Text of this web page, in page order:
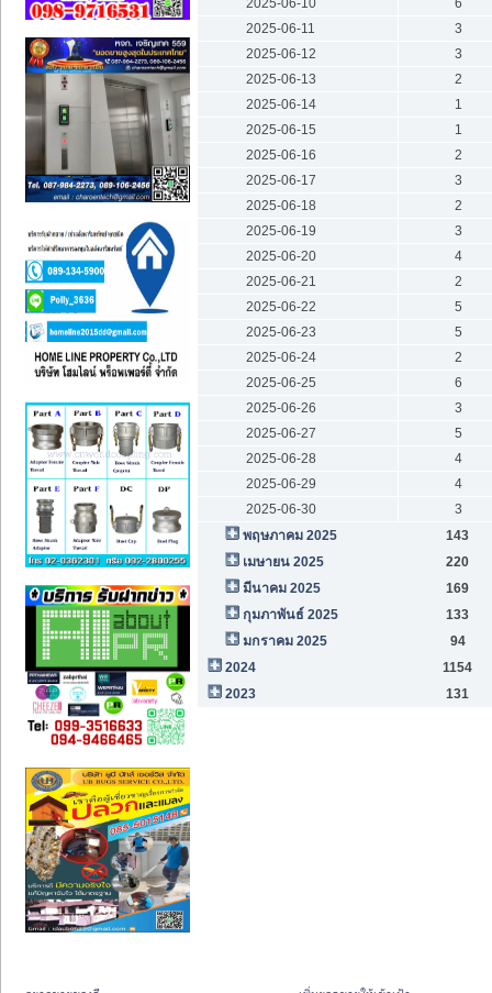
2025-06-10
6
2025-06-11
3
2025-06-12
3
2025-06-13
2
2025-06-14
1
2025-06-15
1
2025-06-16
2
2025-06-17
3
2025-06-18
2
2025-06-19
3
2025-06-20
4
2025-06-21
2
2025-06-22
5
2025-06-23
5
2025-06-24
2
2025-06-25
6
2025-06-26
3
2025-06-27
5
2025-06-28
4
2025-06-29
4
2025-06-30
3
พฤษภาคม 2025
143
เมษายน 2025
220
มีนาคม 2025
169
กุมภาพันธ์ 2025
133
มกราคม 2025
94
2024
1154
2023
131